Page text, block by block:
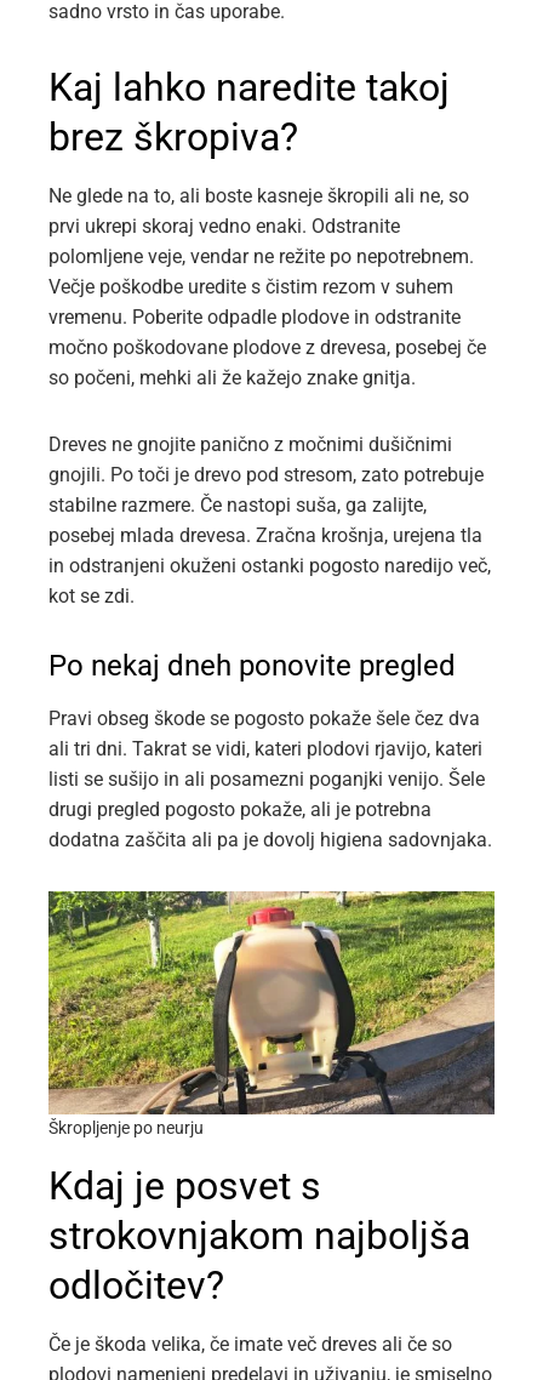
sadno vrsto in čas uporabe.
Kaj lahko naredite takoj
brez škropiva?
Ne glede na to, ali boste kasneje škropili ali ne, so
prvi ukrepi skoraj vedno enaki. Odstranite
polomljene veje, vendar ne režite po nepotrebnem.
Večje poškodbe uredite s čistim rezom v suhem
vremenu. Poberite odpadle plodove in odstranite
močno poškodovane plodove z drevesa, posebej če
so počeni, mehki ali že kažejo znake gnitja.
Dreves ne gnojite panično z močnimi dušičnimi
gnojili. Po toči je drevo pod stresom, zato potrebuje
stabilne razmere. Če nastopi suša, ga zalijte,
posebej mlada drevesa. Zračna krošnja, urejena tla
in odstranjeni okuženi ostanki pogosto naredijo več,
kot se zdi.
Po nekaj dneh ponovite pregled
Pravi obseg škode se pogosto pokaže šele čez dva
ali tri dni. Takrat se vidi, kateri plodovi rjavijo, kateri
listi se sušijo in ali posamezni poganjki venijo. Šele
drugi pregled pogosto pokaže, ali je potrebna
dodatna zaščita ali pa je dovolj higiena sadovnjaka.
Škropljenje po neurju
Kdaj je posvet s
strokovnjakom najboljša
odločitev?
Če je škoda velika, če imate več dreves ali če so
plodovi namenjeni predelavi in uživanju, je smiselno